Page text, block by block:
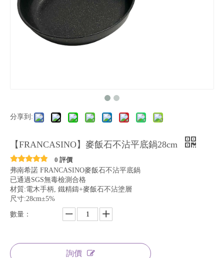
分享到:
【FRANCASINO】麥飯石不沾平底鍋28cm
0 評價
弗南希諾 FRANCASINO麥飯石不沾平底鍋
已通過SGS無毒檢測合格
材質:電木手柄, 鐵精鑄+麥飯石不沾塗層
尺寸:28cm±5%
數量：
詢價